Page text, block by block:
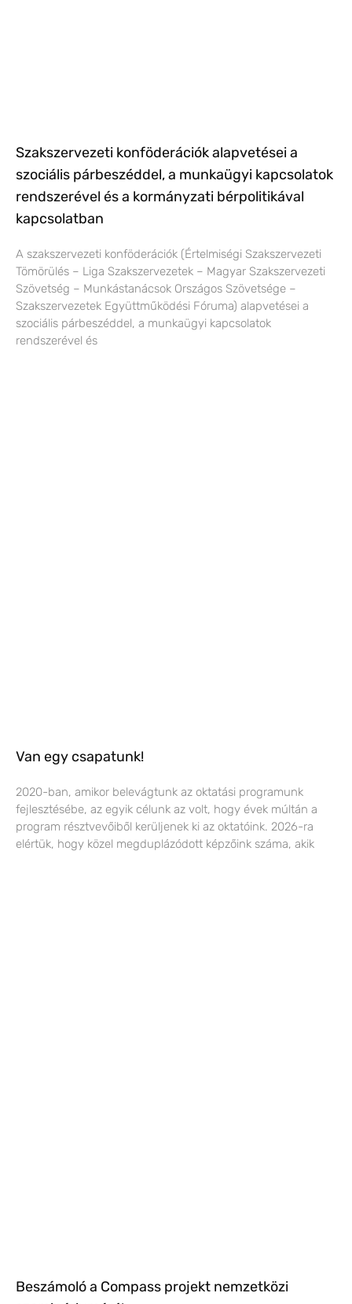
Szakszervezeti konföderációk alapvetései a
szociális párbeszéddel, a munkaügyi kapcsolatok
rendszerével és a kormányzati bérpolitikával
kapcsolatban
A szakszervezeti konföderációk (Értelmiségi Szakszervezeti
Tömörülés – Liga Szakszervezetek – Magyar Szakszervezeti
Szövetség – Munkástanácsok Országos Szövetsége –
Szakszervezetek Együttműködési Fóruma) alapvetései a
szociális párbeszéddel, a munkaügyi kapcsolatok
rendszerével és
Van egy csapatunk!
2020-ban, amikor belevágtunk az oktatási programunk
fejlesztésébe, az egyik célunk az volt, hogy évek múltán a
program résztvevőiből kerüljenek ki az oktatóink. 2026-ra
elértük, hogy közel megduplázódott képzőink száma, akik
Beszámoló a Compass projekt nemzetközi